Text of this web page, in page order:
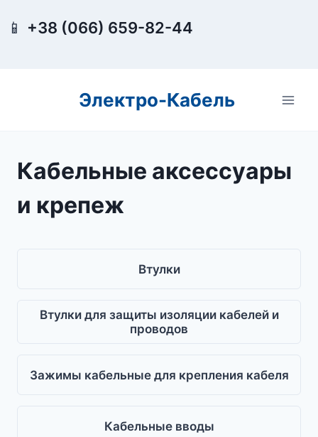
📱 +38 (066) 659-82-44
Электро-Кабель
Кабельные аксессуары
и крепеж
Втулки
Втулки для защиты изоляции кабелей и
проводов
Зажимы кабельные для крепления кабеля
Кабельные вводы